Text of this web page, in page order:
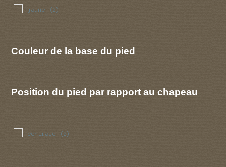
jaune (2)
Couleur de la base du pied
Position du pied par rapport au chapeau
centrale (2)